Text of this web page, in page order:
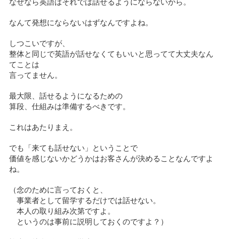
なぜなら英語はそれでは話せるようにならないから。
なんて発想にならないはずなんですよね。
しつこいですが、
整体と同じで英語が話せなくてもいいと思ってて大丈夫なん
てことは
言ってません。
最大限、話せるようになるための
算段、仕組みは準備するべきです。
これはあたりまえ。
でも「来ても話せない」ということで
価値を感じないかどうかはお客さんが決めることなんですよ
ね。
（念のために言っておくと、
事業者として留学するだけでは話せない。
本人の取り組み次第ですよ。
というのは事前に説明しておくのですよ？）